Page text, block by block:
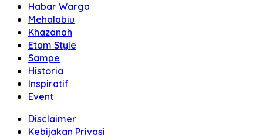
Habar Warga
Mehalabiu
Khazanah
Etam Style
Sampe
Historia
Inspiratif
Event
Disclaimer
Kebijakan Privasi